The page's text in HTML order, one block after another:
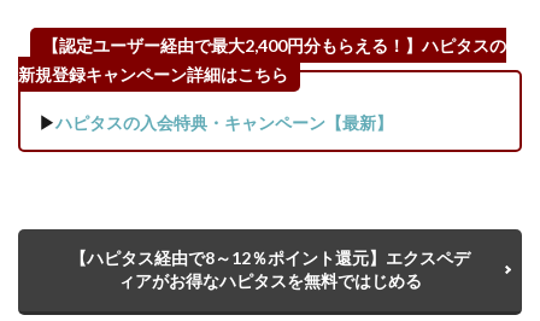
【認定ユーザー経由で最大2,400円分もらえる！】ハピタスの
新規登録キャンペーン詳細はこちら
▶ハピタスの入会特典・キャンペーン【最新】
【ハピタス経由で8～12％ポイント還元】エクスペデ
ィアがお得なハピタスを無料ではじめる